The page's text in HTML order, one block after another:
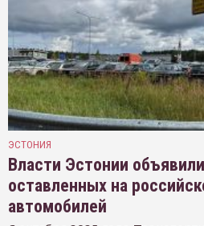
ЭСТОНИЯ
Власти Эстонии
оставленных на
автомобилей